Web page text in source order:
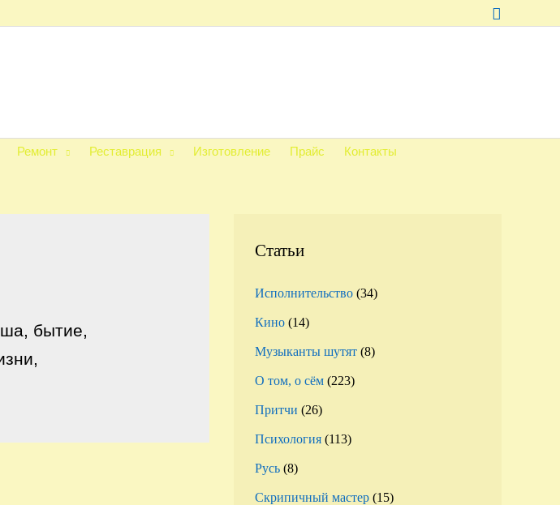
Поиск
Ремонт Реставрация Изготовление Прайс Контакты
бытие,
Статьи
Исполнительство (34)
Кино (14)
Музыканты шутят (8)
О том, о сём (223)
Притчи (26)
Психология (113)
Русь (8)
Скрипичный мастер (15)